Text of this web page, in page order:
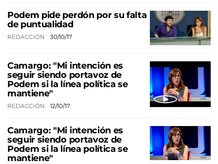
Podem pide perdón por su falta
de puntualidad
REDACCIÓN 30/10/17
Camargo: "Mi intención es
seguir siendo portavoz de
Podem si la línea política se
mantiene"
REDACCIÓN 12/10/17
Camargo: "Mi intención es
seguir siendo portavoz de
Podem si la línea política se
mantiene"